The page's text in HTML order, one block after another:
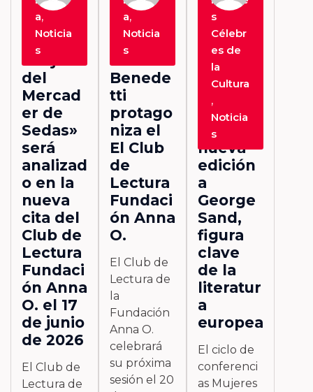
a,
Noticia
s
«El
Segund
o Hijo
del
Mercad
er de
Sedas»
será
analizad
o en la
nueva
cita del
Club de
Lectura
Fundaci
ón Anna
O. el 17
de junio
de 2026
El Club de
Lectura de
a,
Noticia
s
La
Tregua
de
Benede
tti
protago
niza el
El Club
de
Lectura
Fundaci
ón Anna
O.
El Club de
Lectura de
la
Fundación
Anna O.
celebrará
su próxima
sesión el 20
s
Célebr
es de
la
Cultura
,
Noticia
s
El ciclo
Mujeres
Célebre
s de la
dedica
su
nueva
edición
a
George
Sand,
figura
clave
de la
literatur
a
europea
El ciclo de
conferenci
as Mujeres